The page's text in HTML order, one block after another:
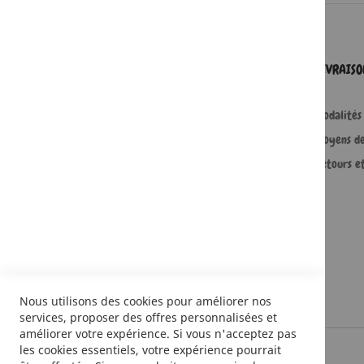
Moyens
Retours
Nous utilisons des cookies pour améliorer nos
services, proposer des offres personnalisées et
améliorer votre expérience. Si vous n'acceptez pas
les cookies essentiels, votre expérience pourrait